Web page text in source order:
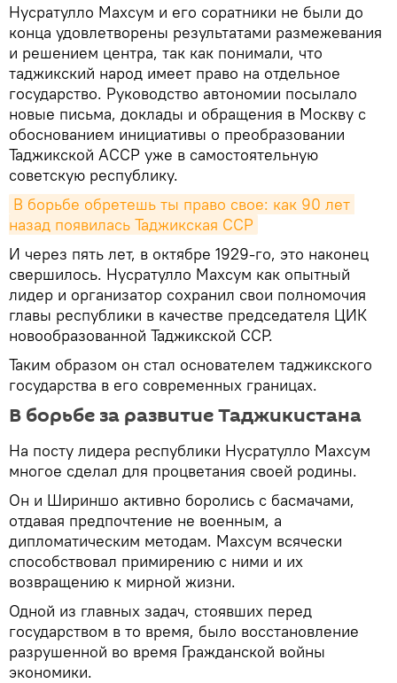
Нусратулло Махсум и его соратники не были до
конца удовлетворены результатами размежевания
и решением центра, так как понимали, что
таджикский народ имеет право на отдельное
государство. Руководство автономии посылало
новые письма, доклады и обращения в Москву с
обоснованием инициативы о преобразовании
Таджикской АССР уже в самостоятельную
советскую республику.
В борьбе обретешь ты право свое: как 90 лет
назад появилась Таджикская ССР
И через пять лет, в октябре 1929-го, это наконец
свершилось. Нусратулло Махсум как опытный
лидер и организатор сохранил свои полномочия
главы республики в качестве председателя ЦИК
новообразованной Таджикской ССР.
Таким образом он стал основателем таджикского
государства в его современных границах.
В борьбе за развитие Таджикистана
На посту лидера республики Нусратулло Махсум
многое сделал для процветания своей родины.
Он и Шириншо активно боролись с басмачами,
отдавая предпочтение не военным, а
дипломатическим методам. Махсум всячески
способствовал примирению с ними и их
возвращению к мирной жизни.
Одной из главных задач, стоявших перед
государством в то время, было восстановление
разрушенной во время Гражданской войны
экономики.